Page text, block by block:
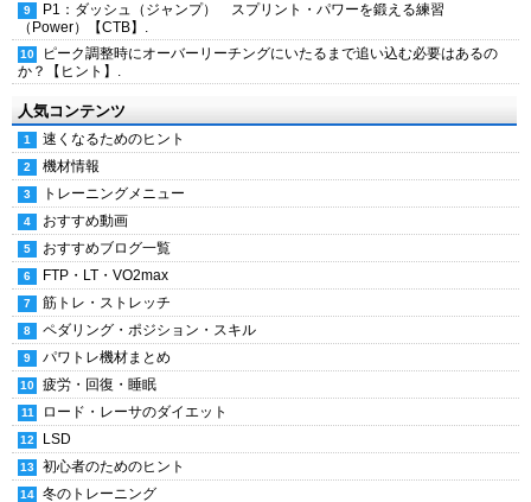
P1：ダッシュ（ジャンプ） スプリント・パワーを鍛える練習
（Power）【CTB】.
ピーク調整時にオーバーリーチングにいたるまで追い込む必要はあるの
か？【ヒント】.
人気コンテンツ
速くなるためのヒント
機材情報
トレーニングメニュー
おすすめ動画
おすすめブログ一覧
FTP・LT・VO2max
筋トレ・ストレッチ
ペダリング・ポジション・スキル
パワトレ機材まとめ
疲労・回復・睡眠
ロード・レーサのダイエット
LSD
初心者のためのヒント
冬のトレーニング